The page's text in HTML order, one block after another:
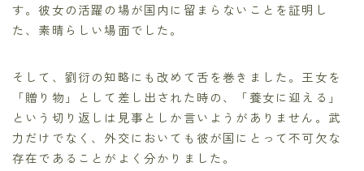
す。彼女の活躍の場が国内に留まらないことを証明し
た、素晴らしい場面でした。
そして、劉衍の知略にも改めて舌を巻きました。王女を
「贈り物」として差し出された時の、「養女に迎える」
という切り返しは見事としか言いようがありません。武
力だけでなく、外交においても彼が国にとって不可欠な
存在であることがよく分かりました。